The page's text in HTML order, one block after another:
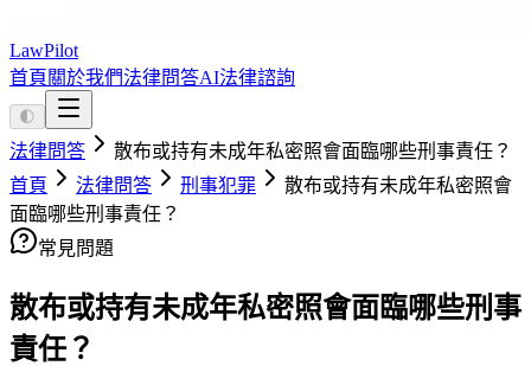
LawPilot
首頁 關於我們法律問答AI法律諮詢
🌓
法律問答
散布或持有未成年私密照會面臨哪些刑事責任？
首頁
法律問答 刑事犯罪
散布或持有未成年私密照會
面臨哪些刑事責任？
常見問題
散布或持有未成年私密照會面臨哪些刑事
責任？